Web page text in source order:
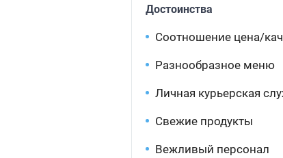
Достоинства
Соотношение цена/
Разнообразное меню
Личная курьерская
Свежие продукты
Вежливый персонал